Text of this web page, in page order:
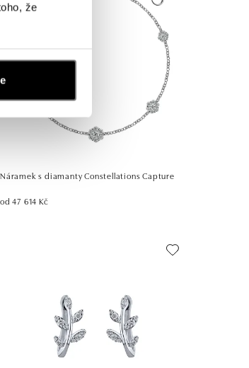
že
Náramek s diamanty Constellations Capture
od 47 614 Kč